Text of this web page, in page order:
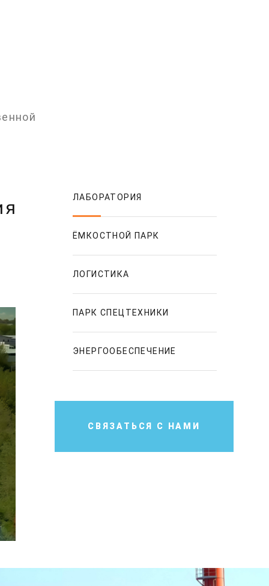
ЛАБОРАТОРИЯ
ЁМКОСТНОЙ ПАРК
ЛОГИСТИКА
ПАРК СПЕЦТЕХНИКИ
ЭНЕРГООБЕСПЕЧЕНИЕ
СВЯЗАТЬСЯ С НАМИ